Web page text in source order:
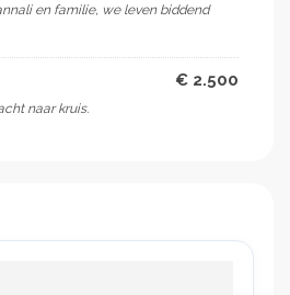
en familie, we leven biddend
€ 2.500
naar kruis.